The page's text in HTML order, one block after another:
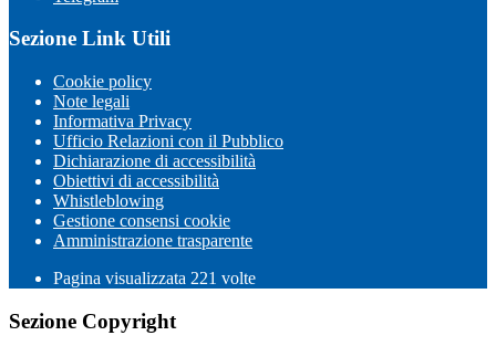
Sezione Link Utili
Cookie policy
Note legali
Informativa Privacy
Ufficio Relazioni con il Pubblico
Dichiarazione di accessibilità
Obiettivi di accessibilità
Whistleblowing
Gestione consensi cookie
Amministrazione trasparente
Pagina visualizzata 221 volte
Sezione Copyright